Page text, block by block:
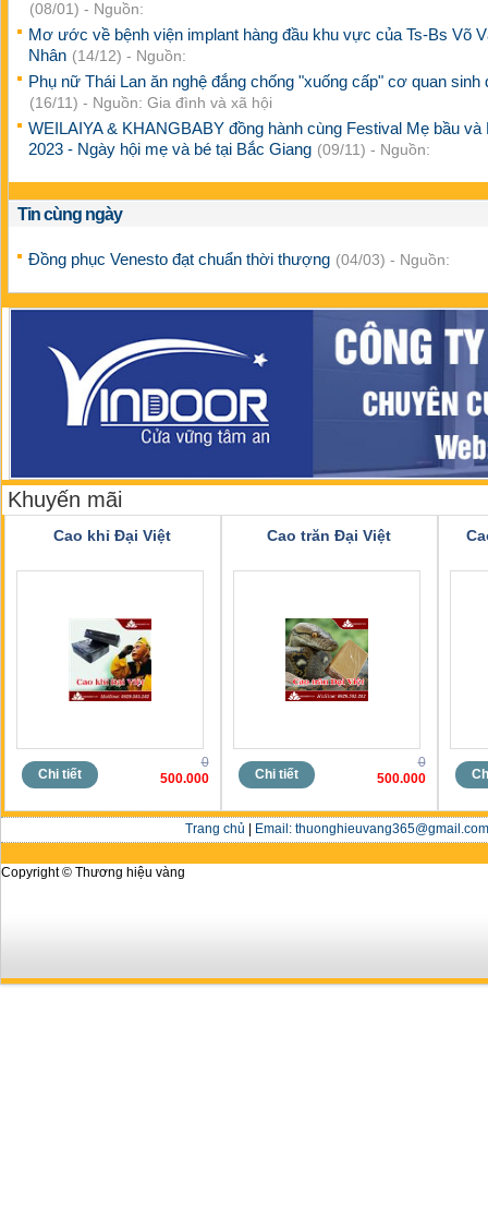
(08/01) - Nguồn:
Mơ ước về bệnh viện implant hàng đầu khu vực của Ts-Bs Võ
Nhân (14/12) - Nguồn:
Phụ nữ Thái Lan ăn nghệ đắng chống "xuống cấp" cơ quan sinh
(16/11) - Nguồn: Gia đình và xã hội
WEILAIYA & KHANGBABY đồng hành cùng Festival Mẹ bầu và
2023 - Ngày hội mẹ và bé tại Bắc Giang (09/11) - Nguồn:
Tin cùng ngày
Đồng phục Venesto đạt chuẩn thời thượng (04/03) - Nguồn:
Khuyến mãi
Cao khỉ Đại Việt
Chi tiết
0
500.000
Cao trăn Đại Việt
Chi tiết
0
500.000
Trang chủ Email:
Copyright © Thương hiệu vàng